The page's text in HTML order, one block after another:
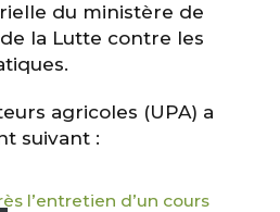
du ministère de
la Lutte contre les
agricoles (UPA) a
suivant :
l’entretien d’un cours